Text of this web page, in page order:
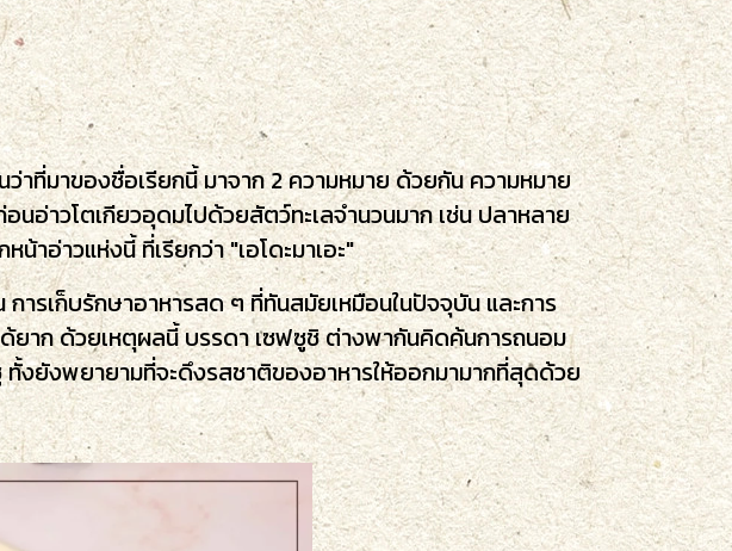
าที่มาของชื่อเรียกนี้ มาจาก 2 ความหมาย ด้วยกัน ความหมาย
นอ่าวโตเกียวอุดมไปด้วยสัตว์ทะเลจำนวนมาก เช่น ปลาหลาย
อ่าวแห่งนี้ ที่เรียกว่า "เอโดะมาเอะ"
ารเก็บรักษาอาหารสด ๆ ที่ทันสมัยเหมือนในปัจจุบัน และการ
ยาก ด้วยเหตุผลนี้ บรรดา เซฟซูชิ ต่างพากันคิดค้นการถนอม
ทั้งยังพยายามที่จะดึงรสชาติของอาหารให้ออกมามากที่สุดด้วย